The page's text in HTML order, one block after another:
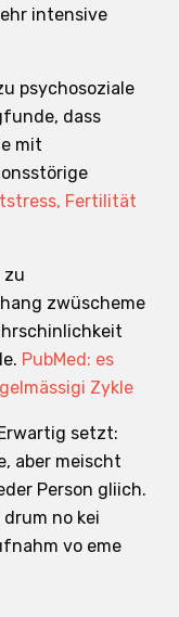
intensive
psychosoziale
dass
mit
Fertilität
zu
zwüscheme
PubMed: es
Zykle
setzt:
aber meischt
Person gliich.
no kei
vo eme